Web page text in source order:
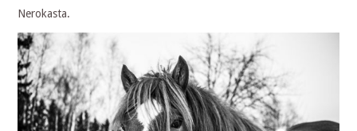
Nerokasta.